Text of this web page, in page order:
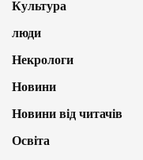
Культура
люди
Некрологи
Новини
Новини від читачів
Освіта